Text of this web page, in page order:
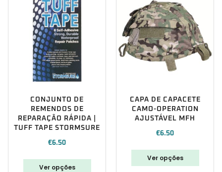
CONJUNTO DE
REMENDOS DE
REPARAÇÃO RÁPIDA |
TUFF TAPE STORMSURE
€6.50
Ver opções
CAPA DE CAPACETE
CAMO-OPERATION
AJUSTÁVEL MFH
€6.50
Ver opções